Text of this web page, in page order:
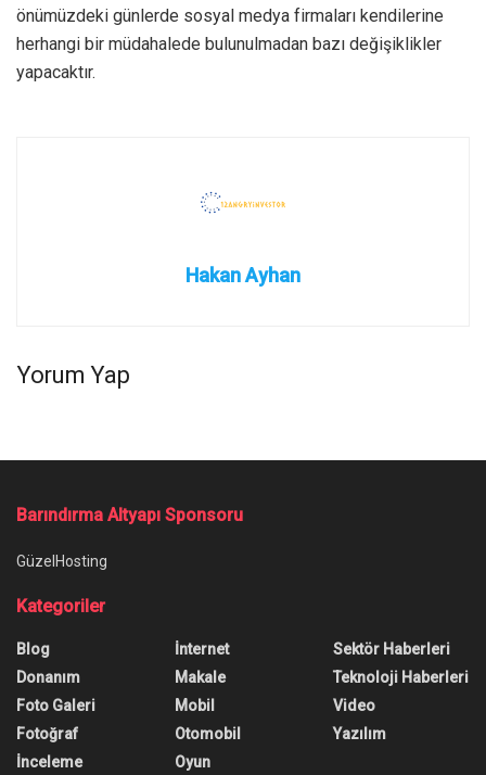
önümüzdeki günlerde sosyal medya firmaları kendilerine
herhangi bir müdahalede bulunulmadan bazı değişiklikler
yapacaktır.
Hakan Ayhan
Yorum Yap
Barındırma Altyapı Sponsoru
GüzelHosting
Kategoriler
Blog
Donanım
Foto Galeri
Fotoğraf
İnceleme
İnternet
Makale
Mobil
Otomobil
Oyun
Sektör Haberleri
Teknoloji Haberleri
Video
Yazılım